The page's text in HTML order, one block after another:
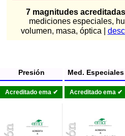
7 magnitudes
mediciones especiales,
volumen, masa, óptica |
Presión
Acreditado ema ✔
Med. Especiales
Acreditado ema ✔